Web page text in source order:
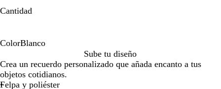
Cantidad
ColorBlanco
l
a
n
Sube tu diseño
Crea un recuerdo personalizado que añada encanto a tus
objetos cotidianos.
Felpa y poliéster